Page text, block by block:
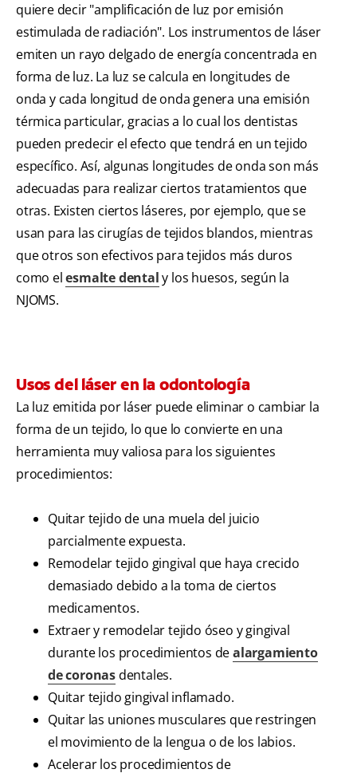
quiere decir "amplificación de luz por emisión
estimulada de radiación". Los instrumentos de láser
emiten un rayo delgado de energía concentrada en
forma de luz. La luz se calcula en longitudes de
onda y cada longitud de onda genera una emisión
térmica particular, gracias a lo cual los dentistas
pueden predecir el efecto que tendrá en un tejido
específico. Así, algunas longitudes de onda son más
adecuadas para realizar ciertos tratamientos que
otras. Existen ciertos láseres, por ejemplo, que se
usan para las cirugías de tejidos blandos, mientras
que otros son efectivos para tejidos más duros
como elesmalte dentaly los huesos, según la
NJOMS.
Usos del láser en la odontología
La luz emitida por láser puede eliminar o cambiar la
forma de un tejido, lo que lo convierte en una
herramienta muy valiosa para los siguientes
procedimientos:
Quitar tejido de una muela del juicio
parcialmente expuesta.
Remodelar tejido gingival que haya crecido
demasiado debido a la toma de ciertos
medicamentos.
Extraer y remodelar tejido óseo y gingival
durante los procedimientos dealargamiento
de coronasdentales.
Quitar tejido gingival inflamado.
Quitar las uniones musculares que restringen
el movimiento de la lengua o de los labios.
Acelerar los procedimientos de